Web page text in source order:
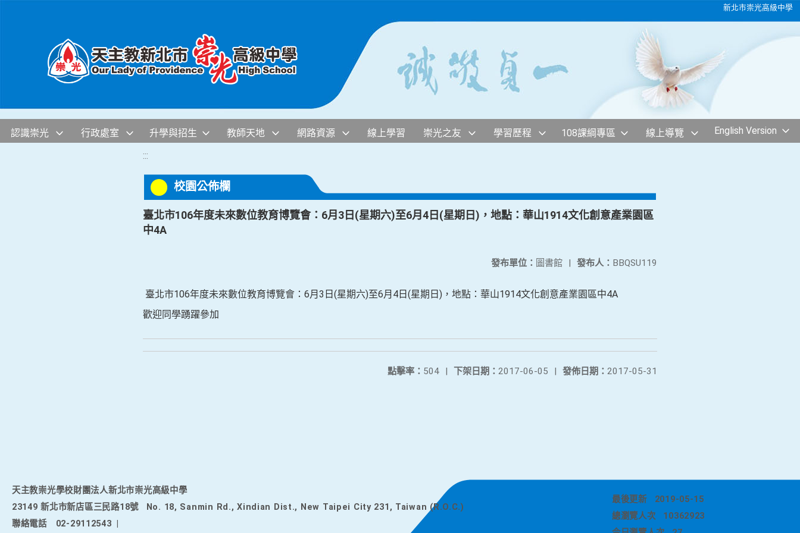
新北市崇光高級中學
認識崇光 行政處室 升學與招生 教師天地 網路資源 線上學習 崇光之友 學習歷程 108課綱專區 線上導覽 English Version
:::
校園公佈欄
臺北市106年度未來數位教育博覽會：6月3日(星期六)至6月4日(星期日)，地點：華山1914文化創意產業園區
中4A
發布人： BBQSU119
發布單位： 圖書館 |
臺北市106年度未來數位教育博覽會：6月3日(星期六)至6月4日(星期日)，地點：華山1914文化創意產業園區中4A
歡迎同學踴躍參加
發佈日期： 2017-05-31
下架日期： 2017-06-05 |
點擊率： 504 |
天主教崇光學校財團法人新北市崇光高級中學
23149 新北市新店區三民路18號
No. 18, Sanmin Rd., Xindian Dist., New Taipei City 231, Taiwan (R.O.C.)
聯絡電話
02-29112543
最後更新
2019-05-15
總瀏覽人次
10362923